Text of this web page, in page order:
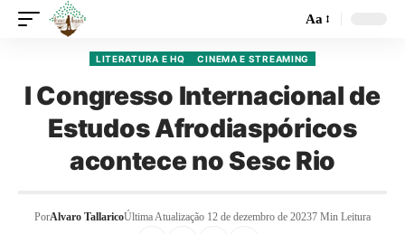
Aa
LITERATURA E HQ CINEMA E STREAMING
I Congresso Internacional de
Estudos Afrodiaspóricos
acontece no Sesc Rio
PorAlvaro TallaricoÚltima Atualização 12 de dezembro de 20237 Min Leitura